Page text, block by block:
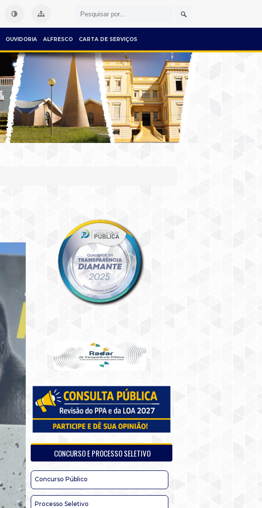
OUVIDORIA ALFRESCO CARTA DE SERVIÇOS
CONCURSO E PROCESSO SELETIVO
Concurso Público
Processo Seletivo